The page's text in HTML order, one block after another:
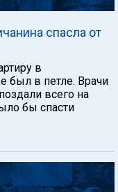
спасла от
в
был в петле. Врачи
всего на
бы спасти